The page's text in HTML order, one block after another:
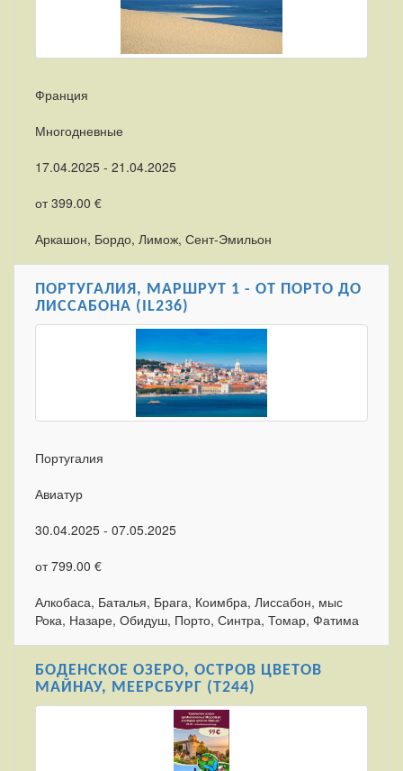
Франция
Многодневные
17.04.2025 - 21.04.2025
от 399.00 €
Аркашон, Бордо, Лимож, Сент-Эмильон
ПОРТУГАЛИЯ, МАРШРУТ 1 - ОТ ПОРТО ДО
ЛИССАБОНА (IL236)
Португалия
Авиатур
30.04.2025 - 07.05.2025
от 799.00 €
Алкобаса, Баталья, Брага, Коимбра, Лиссабон, мыс
Рока, Назаре, Обидуш, Порто, Синтра, Томар, Фатима
БОДЕНСКОЕ ОЗЕРО, ОСТРОВ ЦВЕТОВ
МАЙНАУ, МЕЕРСБУРГ (T244)